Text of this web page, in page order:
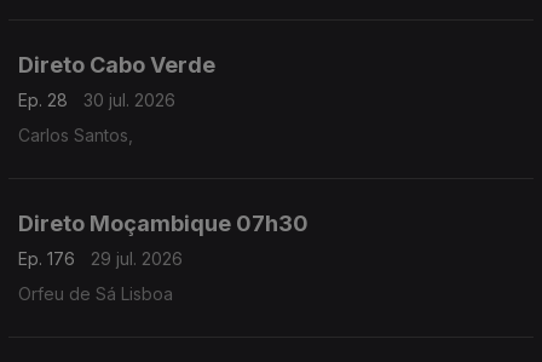
Direto Cabo Verde
Ep. 28
30 jul. 2026
Carlos Santos,
Direto Moçambique 07h30
Ep. 176
29 jul. 2026
Orfeu de Sá Lisboa